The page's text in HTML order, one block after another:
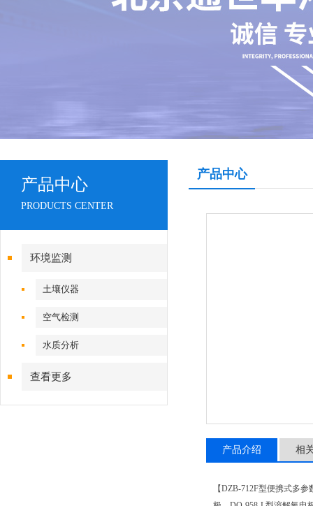
产品中心
PRODUCTS CENTER
环境监测
土壤仪器
空气检测
水质分析
查看更多
产品中心
产品介绍 相
【DZB-712F型便携式多